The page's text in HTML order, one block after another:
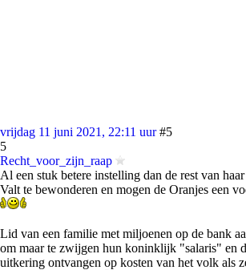
vrijdag 11 juni 2021, 22:11 uur #5
5
Recht_voor_zijn_raap
Al een stuk betere instelling dan de rest van
Valt te bewonderen en mogen de Oranjes een
Lid van een familie met miljoenen op de bank
om maar te zwijgen hun koninklijk "salaris" en
uitkering ontvangen op kosten van het volk als